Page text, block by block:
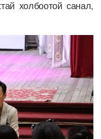
холбоотой санал,